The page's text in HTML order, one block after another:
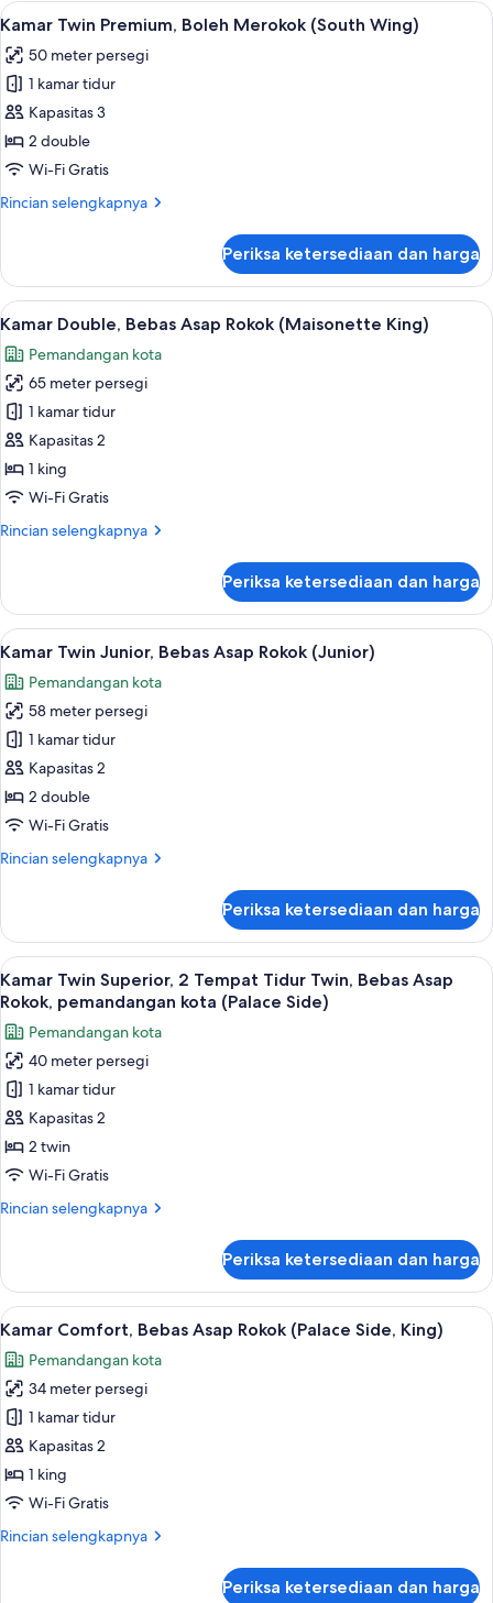
Superior,
Merokok
(South
Wing)
Lihat
semua
foto
untuk
Kamar
Twin
Premium,
Merokok
Kamar Twin Premium, Boleh
5
Kamar Twin Premium, Boleh Merokok (South Wing)
50 meter persegi
1 kamar tidur
Kapasitas 3
2 double
Wi-Fi Gratis
Rincian selengkapnya
Rincian
Kamar
Twin
Premium,
Merokok
(South
Wing)
Periksa ketersediaan dan harga
Lihat
semua
foto
untuk
Kamar
Double,
Bebas
Asap
(Maisonette
Minibar, brankas, meja kerja, dan
6
Kamar Double, Bebas Asap Rokok (Maisonette King)
Pemandangan kota
65 meter persegi
1 kamar tidur
Kapasitas 2
1 king
Wi-Fi Gratis
Rincian selengkapnya
Rincian
Kamar
Double,
Bebas
Rokok
(Maisonette
King)
Periksa ketersediaan dan harga
Lihat
semua
foto
untuk
Kamar
Twin
Junior,
Bebas
Rokok
Kamar Twin Junior, Bebas Asap
6
Kamar Twin Junior, Bebas Asap Rokok (Junior)
Pemandangan kota
58 meter persegi
1 kamar tidur
Kapasitas 2
2 double
Wi-Fi Gratis
Rincian selengkapnya
Rincian
Kamar
Twin
Junior,
Bebas
Rokok
(Junior)
Periksa ketersediaan dan harga
Lihat
semua
foto
untuk
Kamar
Twin
Superior,
2
Tempat
Twin,
Rokok,
pemandangan
kota
(Palace
Side)
Minibar, brankas, meja kerja, dan
6
Kamar Twin Superior, 2 Tempat Tidur Twin, Bebas Asap
Rokok, pemandangan kota (Palace Side)
Pemandangan kota
40 meter persegi
1 kamar tidur
Kapasitas 2
2 twin
Wi-Fi Gratis
Rincian selengkapnya
Rincian
Kamar
Twin
Superior,
Tempat
Tidur
Twin,
Bebas
Asap
Rokok,
pemandangan
kota
Side)
Periksa ketersediaan dan harga
Lihat
semua
foto
untuk
Kamar
Comfort,
Bebas
Asap
(Palace
Minibar, brankas, meja kerja, dan
6
Kamar Comfort, Bebas Asap Rokok (Palace Side, King)
Pemandangan kota
34 meter persegi
1 kamar tidur
Kapasitas 2
1 king
Wi-Fi Gratis
Rincian selengkapnya
Rincian
Periksa ketersediaan dan harga